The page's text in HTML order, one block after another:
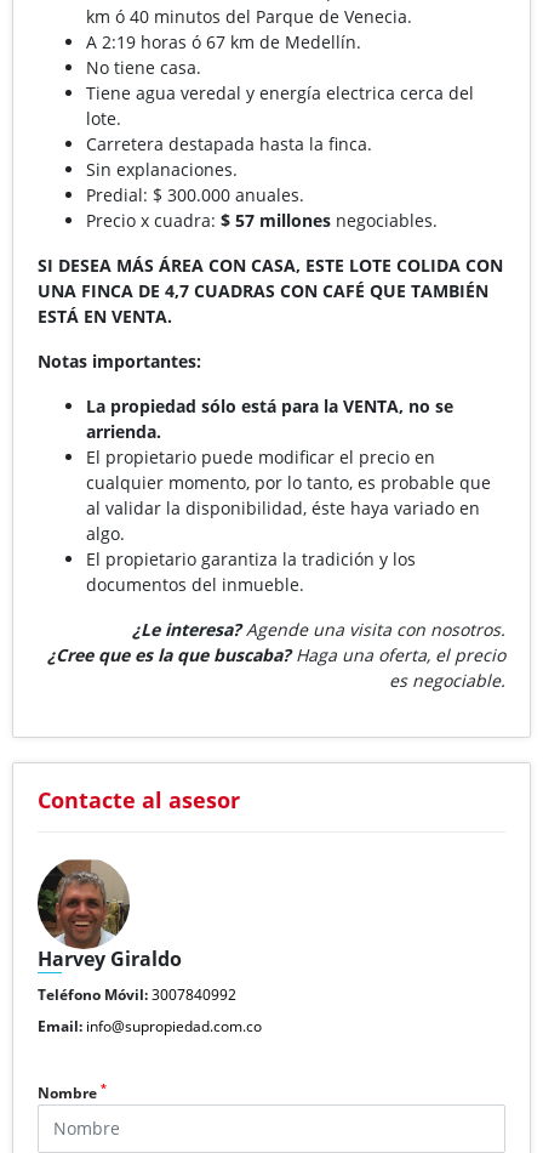
km ó 40 minutos del Parque de Venecia.
A 2:19 horas ó 67 km de Medellín.
No tiene casa.
Tiene agua veredal y energía electrica cerca del
lote.
Carretera destapada hasta la finca.
Sin explanaciones.
Predial: $ 300.000 anuales.
Precio x cuadra: $ 57 millones negociables.
SI DESEA MÁS ÁREA CON CASA, ESTE LOTE COLIDA CON
UNA FINCA DE 4,7 CUADRAS CON CAFÉ QUE TAMBIÉN
ESTÁ EN VENTA.
Notas importantes:
La propiedad sólo está para la VENTA, no se
arrienda.
El propietario puede modificar el precio en
cualquier momento, por lo tanto, es probable que
al validar la disponibilidad, éste haya variado en
algo.
El propietario garantiza la tradición y los
documentos del inmueble.
¿Le interesa?Agende una visita con nosotros.
¿Cree que es la que buscaba?Haga una oferta, el precio
es negociable.
Contacte al asesor
Harvey Giraldo
Teléfono Móvil:3007840992
Email: info@supropiedad.com.co
Nombre *